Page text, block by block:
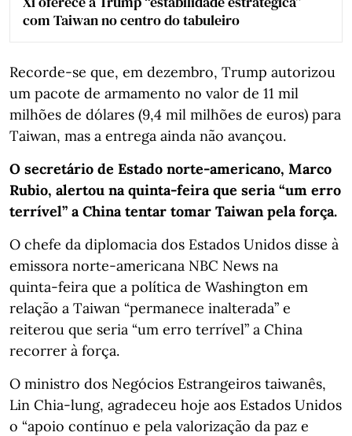
com Taiwan no centro do tabuleiro
Recorde-se que, em dezembro, Trump autorizou
um pacote de armamento no valor de 11 mil
milhões de dólares (9,4 mil milhões de euros) para
Taiwan, mas a entrega ainda não avançou.
O secretário de Estado norte‑americano, Marco
Rubio, alertou na quinta‑feira que seria “um erro
terrível” a China tentar tomar Taiwan pela força.
O chefe da diplomacia dos Estados Unidos disse à
emissora norte-americana NBC News na
quinta‑feira que a política de Washington em
relação a Taiwan “permanece inalterada” e
reiterou que seria “um erro terrível” a China
recorrer à força.
O ministro dos Negócios Estrangeiros taiwanês,
Lin Chia‑lung, agradeceu hoje aos Estados Unidos
o “apoio contínuo e pela valorização da paz e